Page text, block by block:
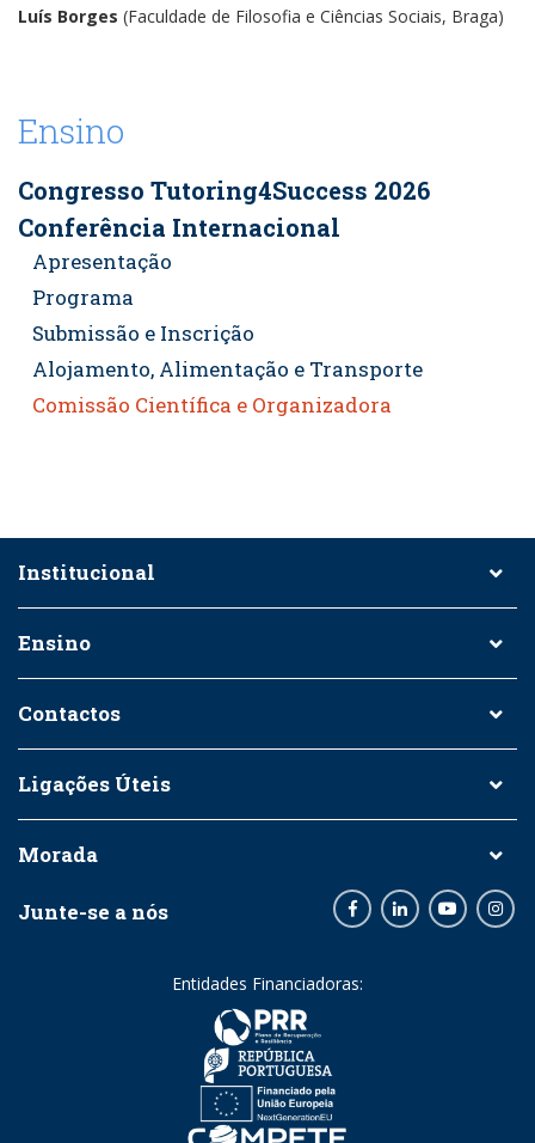
Luís Borges (Faculdade de Filosofia e Ciências Sociais, Braga)
Ensino
Congresso Tutoring4Success 2026
Conferência Internacional
Apresentação
Programa
Submissão e Inscrição
Alojamento, Alimentação e Transporte
Comissão Científica e Organizadora
Institucional
Ensino
Contactos
Ligações Úteis
Morada
Junte-se a nós FacebookLinkedInYoutube
Entidades Financiadoras: